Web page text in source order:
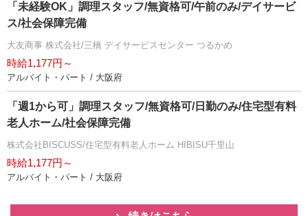
「未経験OK」調理スタッフ/無資格可/午前のみ/デイサービ
ス/社会保障完備
大友商事 株式会社/三橋 デイサービスセンター つるかめ
時給1,177円～
アルバイト・パート / 大阪府
「週1から可」調理スタッフ/無資格可/日勤のみ/住宅型有料
老人ホーム/社会保障完備
株式会社BISCUSS/住宅型有料老人ホーム HIBISU千里山
時給1,177円～
アルバイト・パート / 大阪府